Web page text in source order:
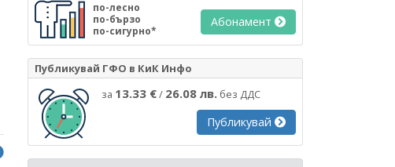
по-лесно
по-бързо
по-сигурно*
Абонамент
Публикувай ГФО в КиК Инфо
за 13.33 €/ 26.08 лв. без ДДС
Публикувай